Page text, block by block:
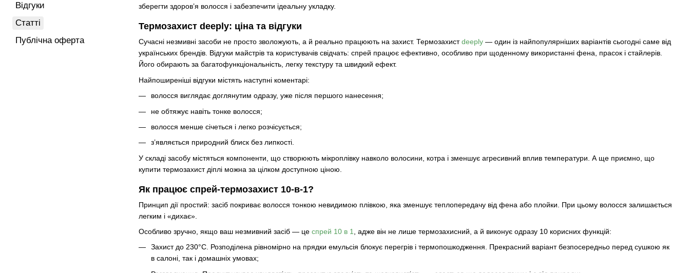
зберегти здоров’я волосся і забезпечити ідеальну укладку.
Термозахист deeply: ціна та відгуки
Сучасні незмивні засоби не просто зволожують, а й реально працюють на захист. Термозахистdeeply — один із найпопулярніших варіантів сьогодні саме від
українських брендів. Відгуки майстрів та користувачів свідчать: спрей працює ефективно, особливо при щоденному використанні фена, прасок і стайлерів.
Його обирають за багатофункціональність, легку текстуру та швидкий ефект.
Найпоширеніші відгуки містять наступні коментарі:
волосся виглядає доглянутим одразу, уже після першого нанесення;
не обтяжує навіть тонке волосся;
волосся менше січеться і легко розчісується;
з’являється природний блиск без липкості.
У складі засобу містяться компоненти, що створюють мікроплівку навколо волосини, котра і зменшує агресивний вплив температури. А ще приємно, що
купити термозахист діплі можна за цілком доступною ціною.
Як працює спрей-термозахист 10-в-1?
Принцип дії простий: засіб покриває волосся тонкою невидимою плівкою, яка зменшує теплопередачу від фена або плойки. При цьому волосся залишається
легким і «дихає».
Особливо зручно, якщо ваш незмивний засіб — це спрей 10 в 1
, адже він не лише термозахисний, а й виконує одразу 10 корисних функцій:
Захист до 230°C. Розподілена рівномірно на прядки емульсія блокує перегрів і термопошкодження. Прекрасний варіант безпосередньо перед сушкою як
в салоні, так і домашніх умовах;
Відгуки
Статті
Публічна оферта